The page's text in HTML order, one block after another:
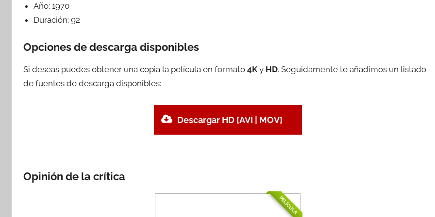
Año:1970
Duración:92
Opciones de descarga disponibles
Si deseas puedes obtener una copia la película en formato 4K y HD. Seguidamente te añadimos un listado
de fuentes de descarga disponibles:
Descargar HD [AVI | MOV]
Opinión de la crítica
PELÍCULA